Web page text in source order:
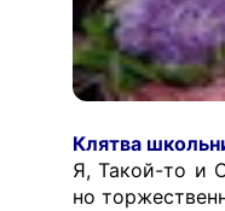
Клятва
Я, Такой-то и
но